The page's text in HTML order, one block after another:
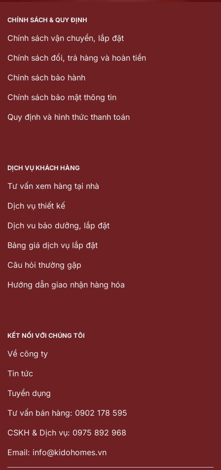
CHÍNH SÁCH & QUY ĐỊNH
Chính sách vận chuyển, lắp đặt
Chính sách đổi, trả hàng và hoàn tiền
Chinh sách bảo hành
Chính sách bảo mật thông tin
Quy định và hình thức thanh toán
DỊCH VỤ KHÁCH HÀNG
Tư vấn xem hàng tại nhà
Dịch vụ thiết kế
Dịch vu bảo dưỡng, lắp đặt
Bảng giá dịch vụ lắp đặt
Câu hỏi thường gặp
Hướng dẫn giao nhận hàng hóa
KẾT NỐI VỚI CHÚNG TÔI
Về công ty
Tin tức
Tuyển dụng
Tư vấn bán hàng: 0902 178 595
CSKH & Dịch vụ: 0975 892 968
Email: info@kidohomes.vn